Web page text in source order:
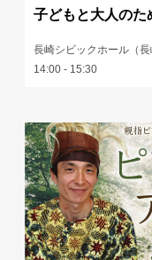
子どもと大人のた
長崎シビックホール（長
14:00 - 15:30